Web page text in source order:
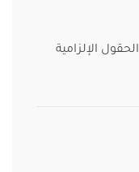
الحقول الإلزامية